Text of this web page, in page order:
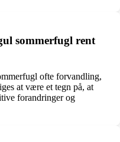
sommerfugl rent
ofte forvandling,
at være et tegn på, at
forandringer og